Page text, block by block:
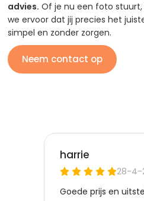
advies. Of je nu een foto
we ervoor dat jij precies het
simpel en zonder zorgen.
Neem contact op